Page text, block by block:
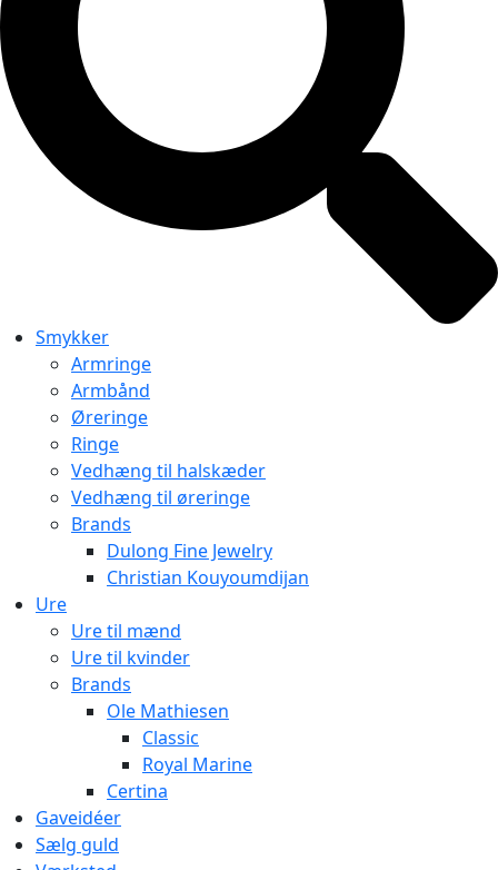
Smykker
Armringe
Armbånd
Øreringe
Ringe
Vedhæng til halskæder
Vedhæng til øreringe
Brands
Dulong Fine Jewelry
Christian Kouyoumdijan
Ure
Ure til mænd
Ure til kvinder
Brands
Ole Mathiesen
Classic
Royal Marine
Certina
Gaveidéer
Sælg guld